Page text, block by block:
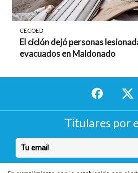
CECOED
El ciclón dejó personas
evacuados en Maldonado
Titulares por